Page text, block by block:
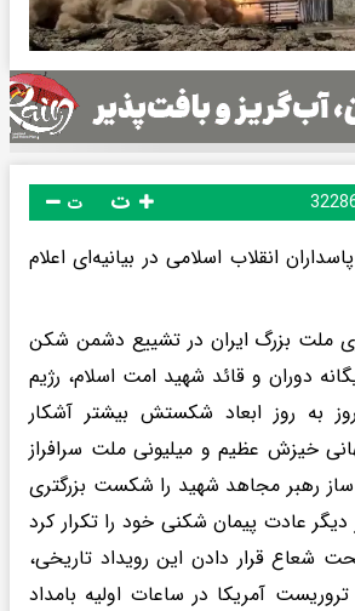
ت
انقلاب اسلامی در بیانیه‌ای اعلام
ملت بزرگ ایران در تشییع دشمن شکن
دوران و قائد شهید امت اسلام، رژیم
به روز ابعاد شکستش بیشتر آشکار
خیزش عظیم و میلیونی ملت سرافراز
ساز رهبر مجاهد شهید را شکست بزرگتری
دیگر عادت پیمان شکنی خود را تکرار کرد
شعاع قرار دادن این رویداد تاریخی،
آمریکا در ساعات اولیه بامداد